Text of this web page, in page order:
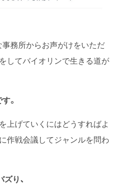
務所からお声がけをいただ
してバイオリンで生きる道が
。
上げていくにはどうすればよ
作戦会議してジャンルを問わ
り、